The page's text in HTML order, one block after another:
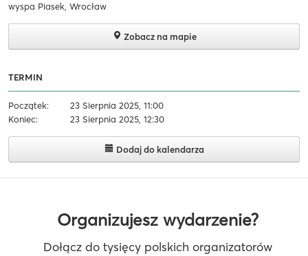
wyspa Piasek, Wrocław
Zobacz na mapie
TERMIN
Początek:
23 Sierpnia 2025, 11:00
Koniec:
23 Sierpnia 2025, 12:30
Dodaj do kalendarza
Organizujesz wydarzenie?
Dołącz do tysięcy polskich organizatorów